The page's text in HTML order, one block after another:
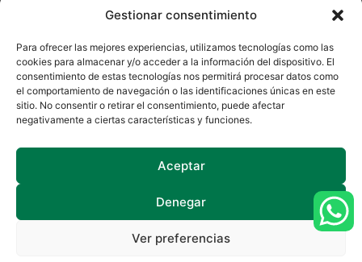
Gestionar consentimiento
Para ofrecer las mejores experiencias, utilizamos tecnologías como las
cookies para almacenar y/o acceder a la información del dispositivo. El
consentimiento de estas tecnologías nos permitirá procesar datos como
el comportamiento de navegación o las identificaciones únicas en este
sitio. No consentir o retirar el consentimiento, puede afectar
negativamente a ciertas características y funciones.
Aceptar
Denegar
Ver preferencias
Contacto
Ucoga © 2025
Política de privacidad |Aviso Legal| Uso de cookies